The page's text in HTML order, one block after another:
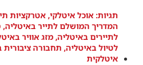
תגיות:אוכל איטלקי, אטרקציות
המדריך המושלם לתייר באיטליה,
לתיירים באיטליה, מזג אוויר
לטיול באיטליה, תחבורה ציבורית
איטלקית